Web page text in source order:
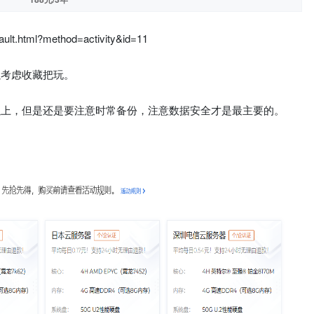
虑收藏把玩。
，但是还是要注意时常备份，注意数据安全才是最主要的。